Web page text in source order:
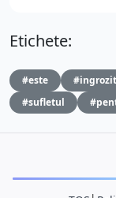
Etichete:
#este
#sufletul